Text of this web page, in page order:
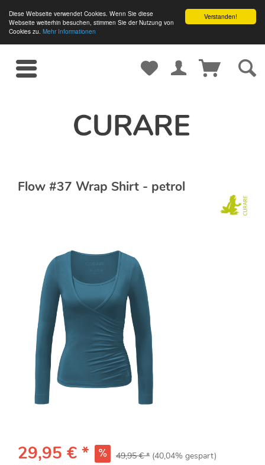
Verstanden!
Diese Webseite verwendet Cookies. Wenn Sie diese
Webseite weiterhin besuchen, stimmen Sie der Nutzung von
Cookies zu. Mehr Informationen
Flow #37 Wrap Shirt - petrol
29,95 € * 49,95 € * (40,04% gespart)